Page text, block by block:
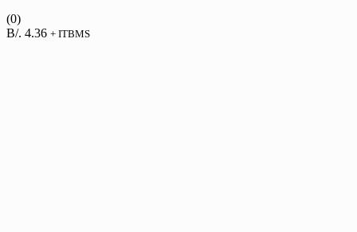
(0)
B/. 4.36 + ITBMS